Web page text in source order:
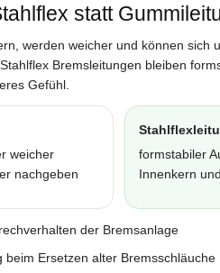
statt
werden weicher und können sich
Bremsleitungen bleiben
Gefühl.
weicher
nachgeben
formstabiler
Innenkern
der Bremsanlage
beim Ersetzen alter Bremsschläuche